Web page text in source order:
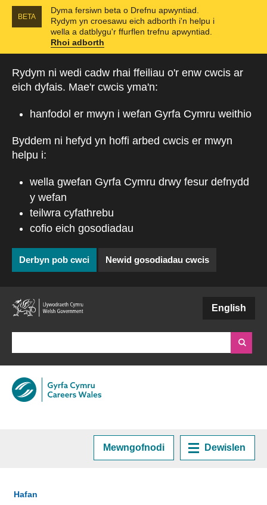
BETA
Dyma fersiwn beta o Drefnu apwyntiad.
Rydym yn croesawu eich adborth i'n helpu i
wella a datblygu'r ffurflen trefnu apwyntiad.
Rhoi adborth
Rydym ni wedi cadw rhai ffeiliau o'r enw cwcis ar
eich dyfais. Mae'r cwcis yma'n:
hanfodol er mwyn i wefan Gyrfa Cymru weithio
Byddem ni hefyd yn hoffi arbed cwcis er mwyn
helpu i:
wella gwefan Gyrfa Cymru drwy fesur defnydd
y wefan
teilwra cyfathrebu
cofio eich gosodiadau
Derbyn pob cwci Newid gosodiadau cwcis
English
Mewngofnodi Dewislen
Rydych chi yma:
Hafan